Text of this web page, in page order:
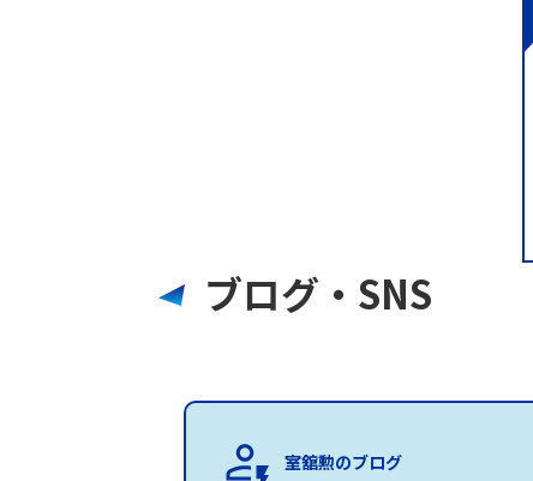
ブログ・SNS
室舘勲のブログ